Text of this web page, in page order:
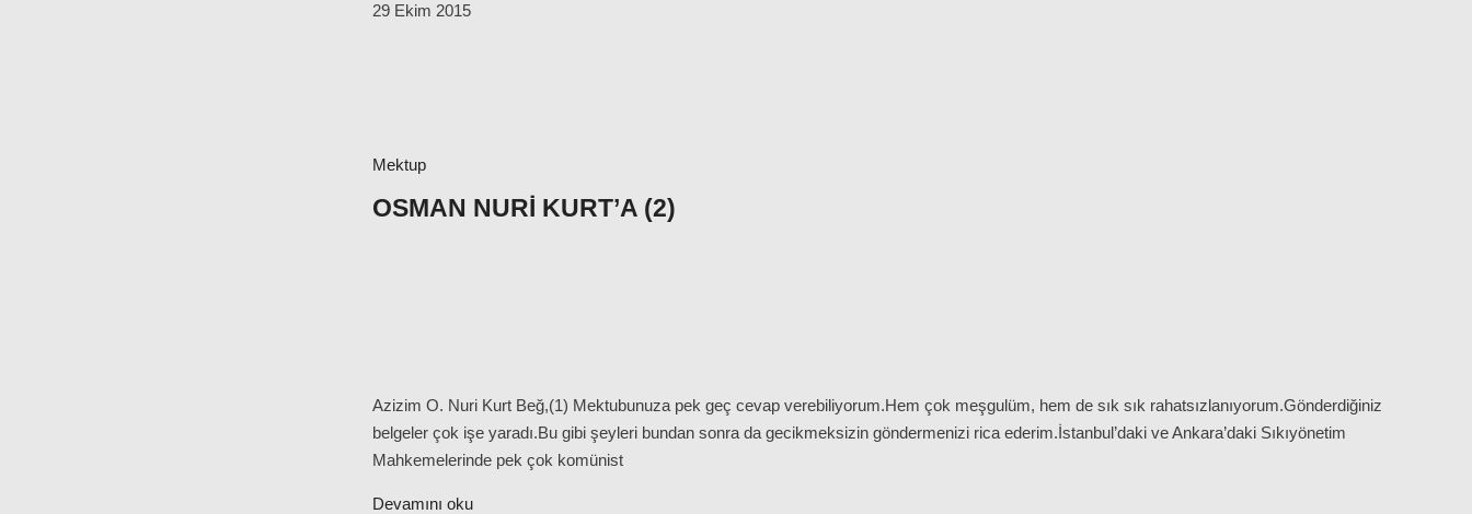
29 Ekim 2015
Mektup
OSMAN NURI KURT’A (2)
Azizim O. Nuri Kurt Beğ,(1) Mektubunuza pek geç cevap verebiliyorum.Hem çok meşgulüm, hem de sık sık rahatsızlanıyorum.Gönderdiğiniz
belgeler çok işe yaradı.Bu gibi şeyleri bundan sonra da gecikmeksizin göndermenizi rica ederim.İstanbul’daki ve Ankara’daki Sıkıyönetim
Mahkemelerinde pek çok komünist
Devamını oku